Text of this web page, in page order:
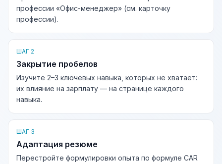
профессии «Офис-менеджер» (см. карточку
профессии).
ШАГ 2
Закрытие пробелов
Изучите 2–3 ключевых навыка, которых не хватает:
их влияние на зарплату — на странице каждого
навыка.
ШАГ 3
Адаптация резюме
Перестройте формулировки опыта по формуле CAR